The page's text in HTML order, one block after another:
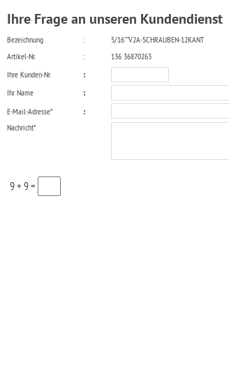
Ihre Frage an unseren Kundendienst
Bezeichnung :
5/16""V2A-SCHRAUBEN-12KANT
Artikel-Nr.
:
136 36870263
Ihre Kunden-Nr.
:
Ihr Name
:
E-Mail-Adresse*
:
Nachricht*
9 + 9 =